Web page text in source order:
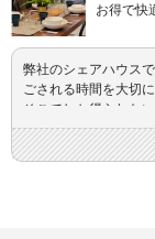
お得で快
弊社のシェアハウス
ごされる時間を大切
そこでしか得られな
ただけるような運営
入居者様がストレス
やりたいことを実現